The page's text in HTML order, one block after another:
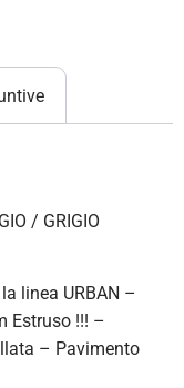
/ GRIGIO
linea URBAN –
Estruso !!! –
– Pavimento